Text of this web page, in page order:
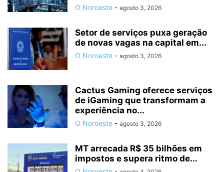
O Noroeste - agosto 3, 2026
Setor de serviços puxa geração
de novas vagas na capital em...
O Noroeste - agosto 3, 2026
Cactus Gaming oferece serviços
de iGaming que transformam a
experiência no...
O Noroeste - agosto 3, 2026
MT arrecada R$ 35 bilhões em
impostos e supera ritmo de...